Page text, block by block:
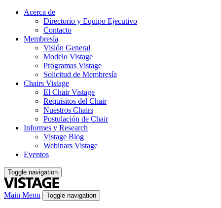
Acerca de
Directorio y Equipo Ejecutivo
Contacto
Membresía
Visión General
Modelo Vistage
Programas Vistage
Solicitud de Membresía
Chairs Vistage
El Chair Vistage
Requisitos del Chair
Nuestros Chairs
Postulación de Chair
Informes y Research
Vistage Blog
Webinars Vistage
Eventos
Toggle navigation
Main Menu Toggle navigation